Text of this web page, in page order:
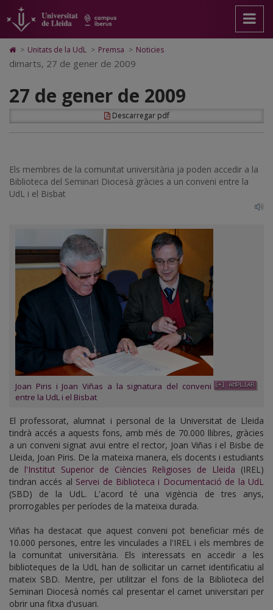
27
de
gener
de
2009
pàgina
principal.
Universitat
Lleida
contingut
principal
Mapa
Web.
Universitat
Cerca
Accessibilitat.
Universitat
Lleida
Icono
de
Home
ir
a
página
de
> Unitats de la UdL > Premsa > Noticies
dimarts, 27 de gener de 2009
27 de gener de 2009
Descarregar pdf
Els membres de la comunitat universitària ja poden accedir a la
Biblioteca del Seminari Diocesà gràcies a un conveni entre la
UdL i el Bisbat
Joan Piris i Joan Viñas a la signatura del conveni
entre la UdL i el Bisbat
El professorat, alumnat i personal de la Universitat de Lleida
tindrà accés a aquests fons, amb més de 70.000 llibres, gràcies
a un conveni signat avui entre el rector, Joan Viñas i el Bisbe de
Lleida, Joan Piris. De la mateixa manera, els docents i estudiants
de l'Institut Superior de Ciències Religioses de Lleida (IREL)
tindran accés al Servei de Biblioteca i Documentació de la UdL
(SBD) de la UdL. L'acord té una vigència de tres anys,
prorrogables per períodes de la mateixa durada.
Viñas ha destacat que aquest conveni pot beneficiar més de
10.000 persones, entre les vinculades a l'IREL i els membres de
la comunitat universitària. Els interessats en accedir a les
biblioteques de la UdL han de sol·licitar un carnet identificatiu al
mateix SBD. Mentre, per utilitzar el fons de la Biblioteca del
Seminari Diocesà només cal presentar el carnet universitari per
obrir una fitxa d'usuari.